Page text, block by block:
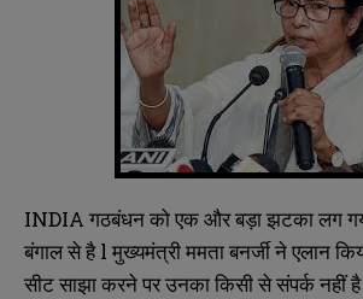
INDIA गठबंधन को एक और बड़ा झटका लग
बंगाल से है l मुख्यमंत्री ममता बनर्जी ने एलान
सीट साझा करने पर उनका किसी से संपर्क नहीं